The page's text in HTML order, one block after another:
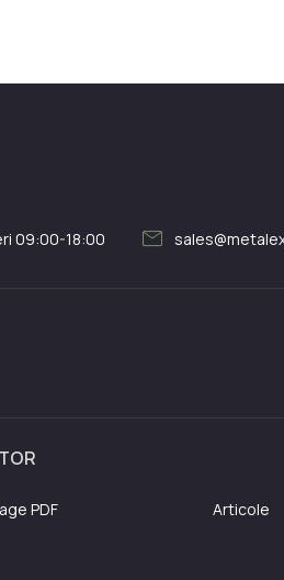
09:00-18:00 mail
PDF Articole